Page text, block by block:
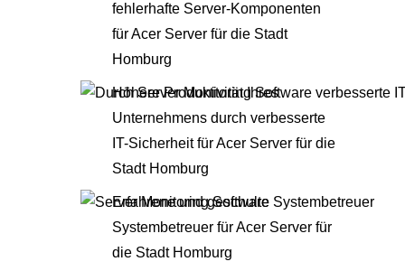
fehlerhafte Server-Komponenten
für Acer Server für die Stadt
Homburg
Höhere Produktivität Ihres
Unternehmens durch verbesserte
IT-Sicherheit für Acer Server für die
Stadt Homburg
Erfahrene und geschulte
Systembetreuer für Acer Server für
die Stadt Homburg